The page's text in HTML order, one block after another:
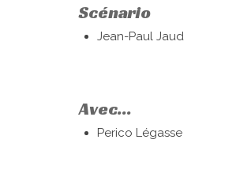
Scénario
Jean-Paul Jaud
Avec...
Perico Légasse